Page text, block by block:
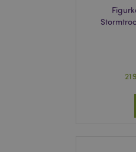
mage-cache-sessid